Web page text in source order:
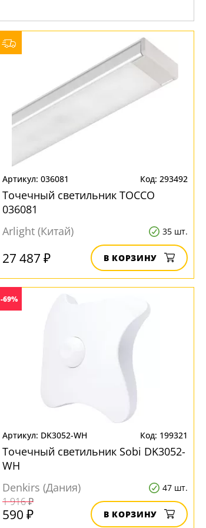
036081 293492
Точечный светильник TOCCO
036081
Arlight (Китай)
35 шт.
27 487 ₽ В КОРЗИНУ
-69%
DK3052-WH 199321
Точечный светильник Sobi DK3052-
WH
Denkirs (Дания)
47 шт.
1 916 ₽
590 ₽ В КОРЗИНУ